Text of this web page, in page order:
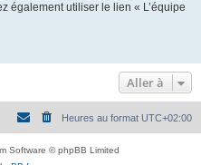
également utiliser le lien « L’équipe
Aller à
Heures au format UTC+02:00
Software © phpBB Limited